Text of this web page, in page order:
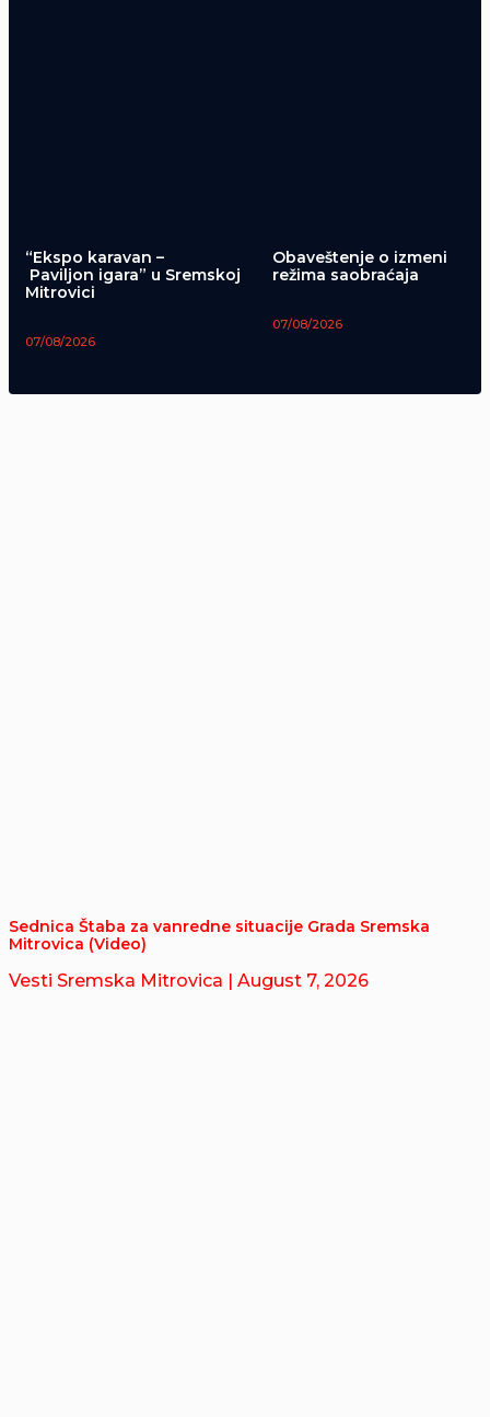
“Ekspo karavan –
Paviljon igara” u Sremskoj
Mitrovici
07/08/2026
Obaveštenje o izmeni
režima saobraćaja
07/08/2026
Sednica Štaba za vanredne situacije Grada Sremska
Mitrovica (Video)
Vesti Sremska Mitrovica | August 7, 2026